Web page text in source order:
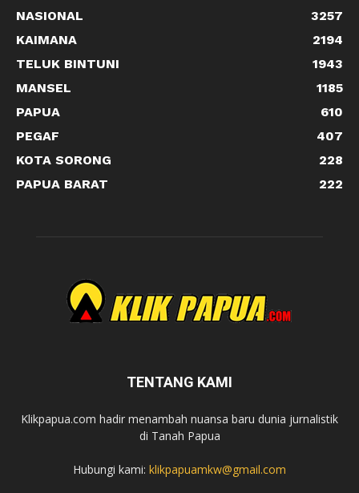
NASIONAL
3257
KAIMANA
2194
TELUK BINTUNI
1943
MANSEL
1185
PAPUA
610
PEGAF
407
KOTA SORONG
228
PAPUA BARAT
222
TENTANG KAMI
Klikpapua.com hadir menambah nuansa baru dunia jurnalistik
di Tanah Papua
Hubungi kami: klikpapuamkw@gmail.com